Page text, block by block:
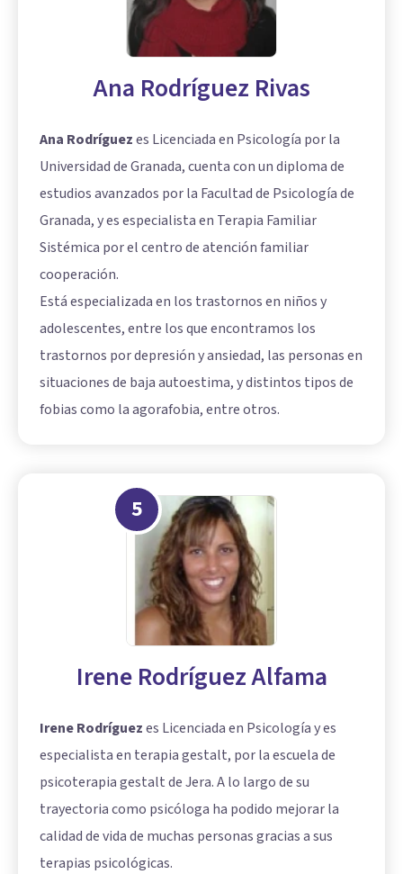
Ana Rodríguez Rivas
Ana Rodríguezes Licenciada en Psicología por la
Universidad de Granada, cuenta con un diploma de
estudios avanzados por la Facultad de Psicología de
Granada, y es especialista en Terapia Familiar
Sistémica por el centro de atención familiar
cooperación.
Está especializada en los trastornos en niños y
adolescentes, entre los que encontramos los
trastornos por depresión y ansiedad, las personas en
situaciones de baja autoestima, y distintos tipos de
fobias como la agorafobia, entre otros.
5
Irene Rodríguez Alfama
Irene Rodríguezes Licenciada en Psicología y es
especialista en terapia gestalt, por la escuela de
psicoterapia gestalt de Jera. A lo largo de su
trayectoria como psicóloga ha podido mejorar la
calidad de vida de muchas personas gracias a sus
terapias psicológicas.